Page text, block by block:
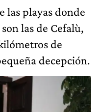
las playas donde
son las de Cefalù,
de
decepción.